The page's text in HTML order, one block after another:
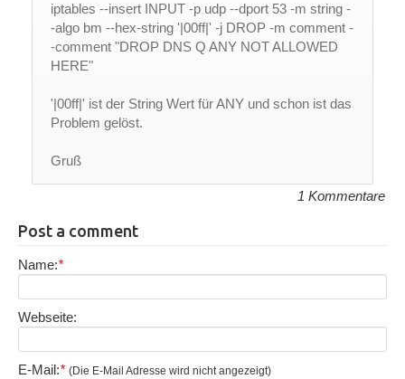
iptables --insert INPUT -p udp --dport 53 -m string -
-algo bm --hex-string '|00ff|' -j DROP -m comment -
-comment "DROP DNS Q ANY NOT ALLOWED
HERE"
'|00ff|' ist der String Wert für ANY und schon ist das
Problem gelöst.
Gruß
1 Kommentare
Post a comment
Name:*
Webseite:
E-Mail:* (Die E-Mail Adresse wird nicht angezeigt)